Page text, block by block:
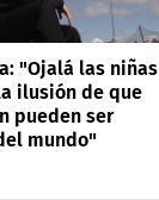
"Ojalá las niñas
ilusión de que
pueden ser
mundo"